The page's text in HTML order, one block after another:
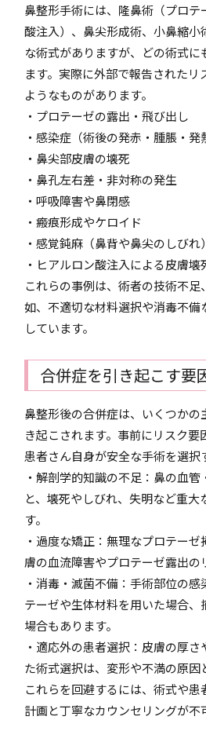
鼻整形手術には、隆鼻術（プロテ
酸注入）、鼻尖形成術、小鼻縮小
な術式がありますが、どの術式
ます。実際に外部で報告されたリ
ようなものがあります。
・プロテーゼの露出・飛び出し
・感染症（術後の発赤・腫脹・発
・鼻尖部皮膚の壊死
・鼻孔左右差・非対称の発生
・呼吸障害や鼻閉感
・瘢痕形成やケロイド
・感覚鈍麻（鼻背や鼻尖のしびれ）
・ヒアルロン酸注入による皮膚壊
これらの事例は、術者の技術不
如、不適切な材料選択や消毒不備
しています。
合併症を引き起こす要
鼻整形後の合併症は、いくつかの
き起こされます。事前にリスク要
患者さん自身が安全な手術を選択
・解剖学的知識の不足：鼻の血
と、壊死やしびれ、失明など重大
す。
・過度な矯正：無理なプロテー
膚の血流障害やプロテーゼ露出の
・消毒・滅菌不備：手術部位の
テーゼや生体材料を用いた場合、
場合もあります。
・適応外の患者選択：皮膚の厚
た術式選択は、変形や不満の原因
これらを回避するには、術式や
計画と丁寧なカウンセリングが不